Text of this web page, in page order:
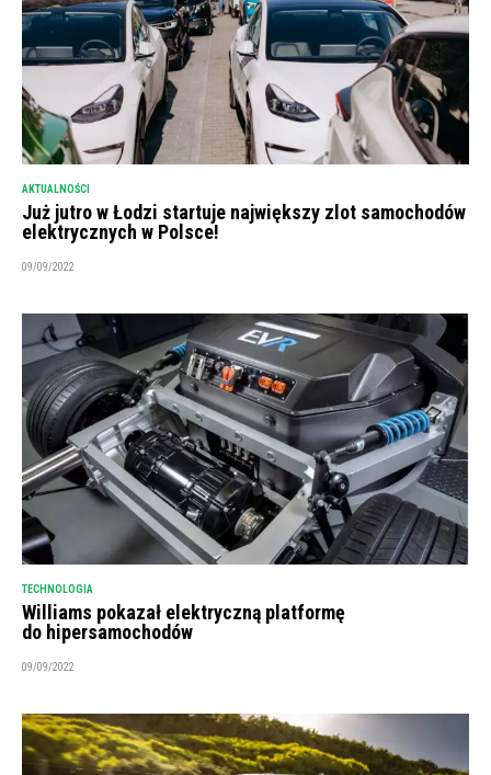
AKTUALNOŚCI
Już jutro w Łodzi startuje największy zlot samochodów
elektrycznych w Polsce!
09/09/2022
TECHNOLOGIA
Williams pokazał elektryczną platformę
do hipersamochodów
09/09/2022